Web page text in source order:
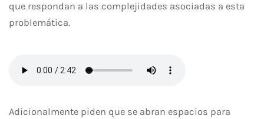
que respondan a las complejidades asociadas a esta
problemática.
Adicionalmente piden que se abran espacios para